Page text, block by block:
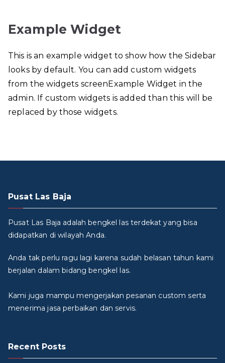
Example Widget
This is an example widget to show how the Sidebar
looks by default. You can add custom widgets
from the widgets screenExample Widget in the
admin. If custom widgets is added than this will be
replaced by those widgets.
Pusat Las Baja
Pusat Las Baja adalah bengkel las terdekat yang bisa
didapatkan di wilayah Anda.
Anda tak perlu ragu lagi karena sudah belasan tahun kami
berjalan dalam bidang bengkel las.
Kami juga mampu mengerjakan pesanan custom serta
menerima jasa perbaikan dan servis.
Recent Posts